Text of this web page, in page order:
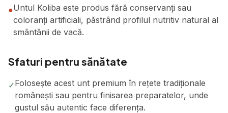
●Untul Koliba este produs fără conservanți sau
coloranți artificiali, păstrând profilul nutritiv natural al
smântânii de vacă.
Sfaturi pentru sănătate
✓Folosește acest unt premium în rețete tradiționale
românești sau pentru finisarea preparatelor, unde
gustul său autentic face diferența.